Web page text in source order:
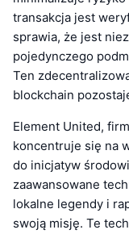
transakcja jest
sprawia, że jest
pojedynczego
Ten
blockchain
Element United,
koncentruje się na
do inicjatyw
zaawansowane
lokalne legendy i
swoją misję. Te